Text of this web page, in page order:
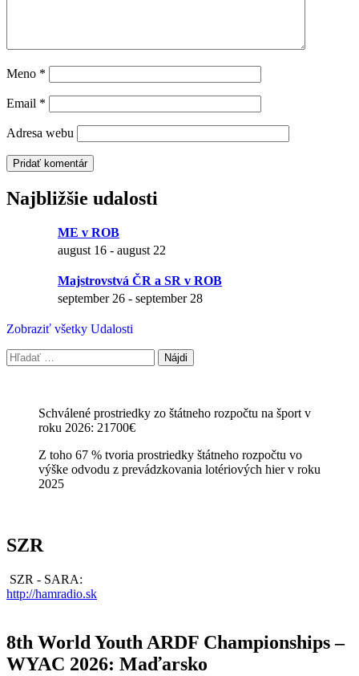
Meno *
Email *
Adresa webu
Najbližšie udalosti
ME v ROB
august 16 - august 22
Majstrovstvá ČR a SR v ROB
september 26 - september 28
Zobraziť všetky Udalosti
Hľadať:
Schválené prostriedky zo štátneho rozpočtu na šport v
roku 2026: 21700€
Z toho 67 % tvoria prostriedky štátneho rozpočtu vo
výške odvodu z prevádzkovania lotériových hier v roku
2025
SZR
SZR - SARA:
http://hamradio.sk
8th World Youth ARDF Championships –
WYAC 2026: Maďarsko